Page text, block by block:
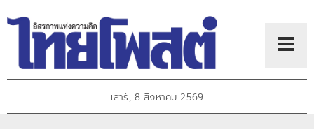
เสาร์, 8 สิงหาคม 2569